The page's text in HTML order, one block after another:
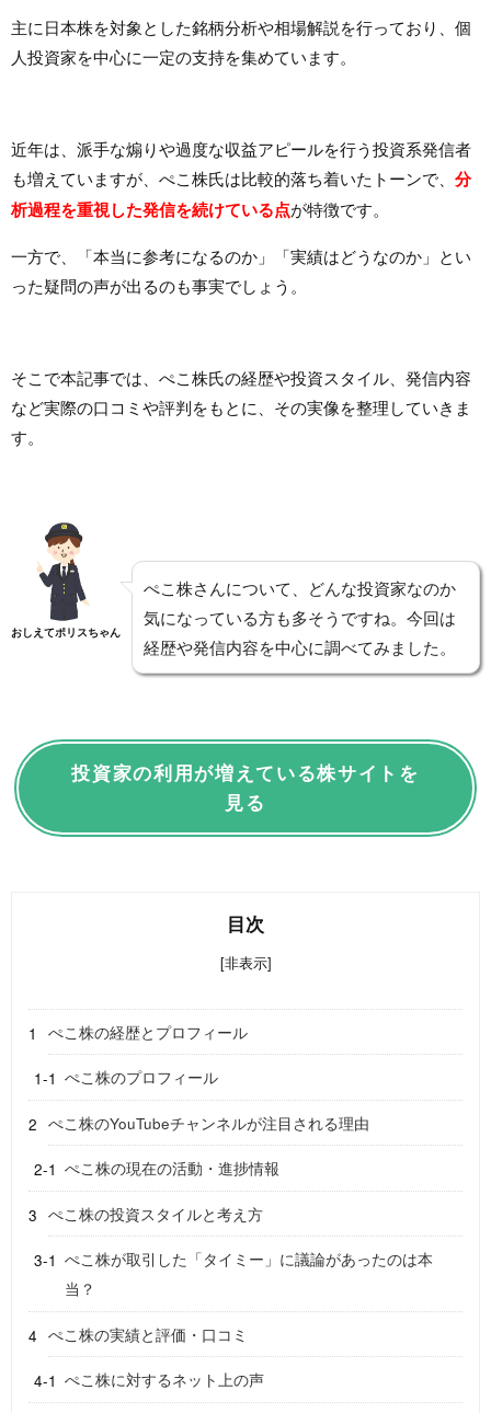
主に日本株を対象とした銘柄分析や相場解説を行っており、個
人投資家を中心に一定の支持を集めています。
近年は、派手な煽りや過度な収益アピールを行う投資系発信者
も増えていますが、ぺこ株氏は比較的落ち着いたトーンで、 分
析過程を重視した発信を続けている点が特徴です。
一方で、「本当に参考になるのか」「実績はどうなのか」とい
った疑問の声が出るのも事実でしょう。
そこで本記事では、ぺこ株氏の経歴や投資スタイル、発信内容
など実際の口コミや評判をもとに、その実像を整理していきま
す。
おしえてポリスちゃん
ぺこ株さんについて、どんな投資家なのか
気になっている方も多そうですね。今回は
経歴や発信内容を中心に調べてみました。
投資家の利用が増えている株サイトを
見る
目次
[非表示]
ぺこ株の経歴とプロフィール
ぺこ株のプロフィール
ぺこ株のYouTubeチャンネルが注目される理由
ぺこ株の現在の活動・進捗情報
ぺこ株の投資スタイルと考え方
ぺこ株が取引した「タイミー」に議論があったのは本
当？
ぺこ株の実績と評価・口コミ
ぺこ株に対するネット上の声